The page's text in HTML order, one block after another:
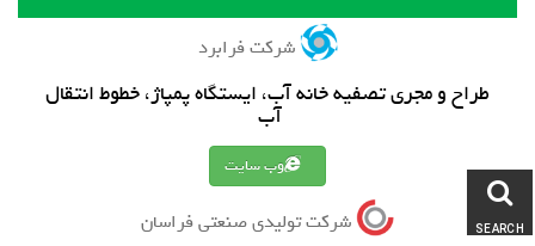
شرکت فرابرد
طراح و مجری تصفیه خانه آب، ایستگاه پمپاژ، خطوط انتقال
آب
وب سایت
شرکت تولیدی صنعتی فراسان SEARCH